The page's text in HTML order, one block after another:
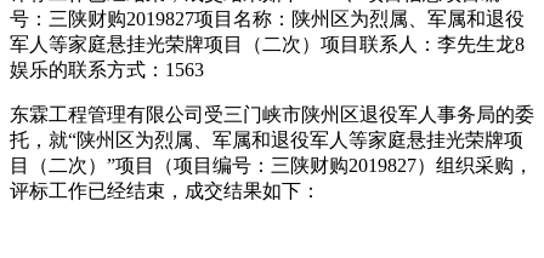
号：三陕财购2019827项目名称：陕州区为烈属、军属和退役
军人等家庭悬挂光荣牌项目（二次）项目联系人：李先生龙8
娱乐的联系方式：1563
东霖工程管理有限公司受三门峡市陕州区退役军人事务局的委
托，就“陕州区为烈属、军属和退役军人等家庭悬挂光荣牌项
目（二次）”项目（项目编号：三陕财购2019827）组织采购，
评标工作已经结束，成交结果如下：